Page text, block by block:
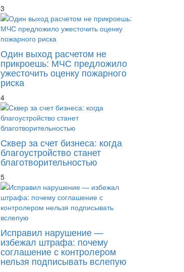
3
Один выход расчетом не
прикроешь: МЧС предложило
ужесточить оценку пожарного
риска
4
Сквер за счет бизнеса: когда
благоустройство станет
благотворительностью
5
Исправил нарушение —
избежал штрафа: почему
соглашение с контролером
нельзя подписывать вслепую